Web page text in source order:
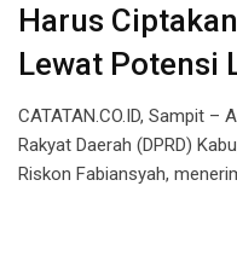
Harus
Lewat Potensi
CATATAN.CO.ID, Sampit –
Rakyat Daerah (DPRD)
Riskon Fabiansyah,